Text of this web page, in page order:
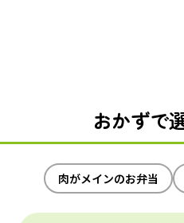
おかずで
肉がメインのお弁当